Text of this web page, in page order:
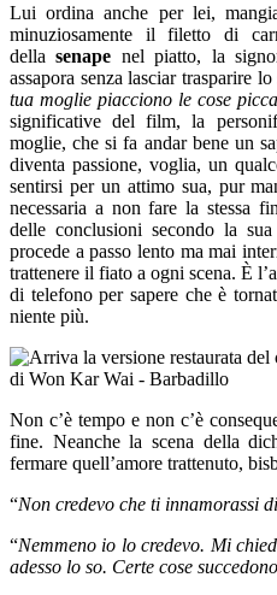
Lui ordina anche per lei,
minuziosamente il filetto di
dellasenape nel piatto, la
assapora senza lasciar trasparire
tua moglie piacciono le cose
significative del film, la
moglie, che si fa andar bene un
diventa passione, voglia, un
sentirsi per un attimo sua, pur
necessaria a non fare la stessa
delle conclusioni secondo la
procede a passo lento ma mai
trattenere il fiato a ogni scena. È
di telefono per sapere che è
niente più.
Non c’è tempo e non c’è
fine. Neanche la scena della
fermare quell’amore trattenuto,
“Non credevo che ti innamorassi
“Nemmeno io lo credevo. Mi
adesso lo so. Certe cose